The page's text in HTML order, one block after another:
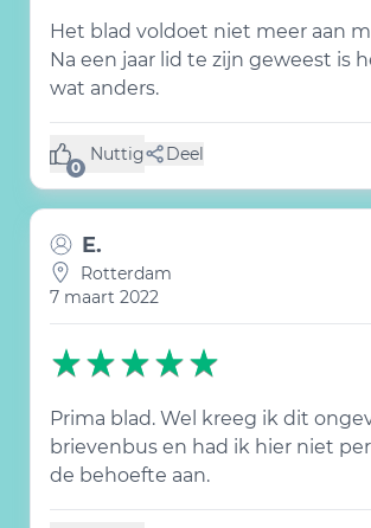
Het blad voldoet niet meer aan
Na een jaar lid te zijn geweest is
wat anders.
0
Nuttig
(0 like) Deel
E.
Rotterdam
7 maart 2022
Prima blad. Wel kreeg ik dit
brievenbus en had ik hier niet
de behoefte aan.